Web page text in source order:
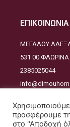
ΕΠΙΚΟΙΝΩΝΙΑ
ΜΕΓΑΛΟΥ
531 00 ΦΛΩΡΙΝΑ
2385025044
προσφέρουμε
στο "Αποδοχή